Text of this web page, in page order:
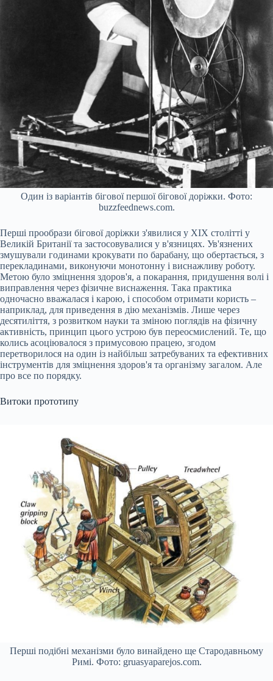
Один із варіантів бігової першої бігової доріжки. Фото:
buzzfeednews.com.
Перші прообрази бігової доріжки з'явилися у ХІХ столітті у
Великій Британії та застосовувалися у в'язницях. Ув'язнених
змушували годинами крокувати по барабану, що обертається, з
перекладинами, виконуючи монотонну і виснажливу роботу.
Метою було зміцнення здоров'я, а покарання, придушення волі і
виправлення через фізичне виснаження. Така практика
одночасно вважалася і карою, і способом отримати користь –
наприклад, для приведення в дію механізмів. Лише через
десятиліття, з розвитком науки та зміною поглядів на фізичну
активність, принцип цього устрою був переосмислений. Те, що
колись асоціювалося з примусовою працею, згодом
перетворилося на один із найбільш затребуваних та ефективних
інструментів для зміцнення здоров'я та організму загалом. Але
про все по порядку.
Витоки прототипу
Перші подібні механізми було винайдено ще Стародавньому
Римі. Фото: gruasyaparejos.com.